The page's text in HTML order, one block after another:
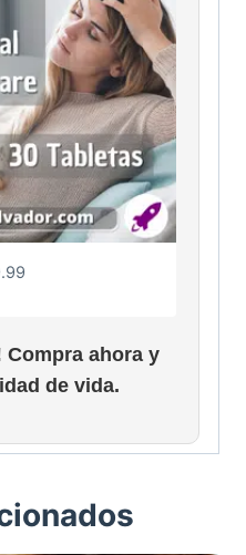
Compra ahora y
de vida.